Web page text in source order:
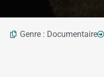
Genre : Documentaire